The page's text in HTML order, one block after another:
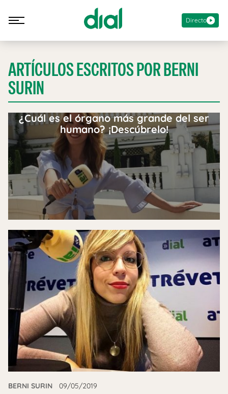
Directo
ARTÍCULOS ESCRITOS POR BERNI
SURIN
¿Cuál es el órgano más grande del ser
humano? ¡Descúbrelo!
BERNI SURIN 09/05/2019